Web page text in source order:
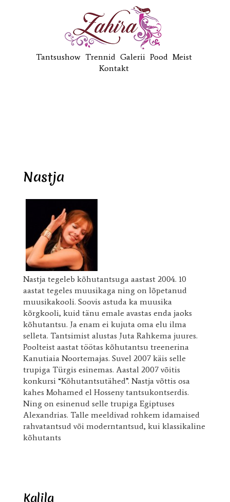
Tantsushow Trennid Galerii Pood Meist
Kontakt
Nastja
Nastja tegeleb kõhutantsuga aastast 2004. 10
aastat tegeles muusikaga ning on lõpetanud
muusikakooli. Soovis astuda ka muusika
kõrgkooli, kuid tänu emale avastas enda jaoks
kõhutantsu. Ja enam ei kujuta oma elu ilma
selleta. Tantsimist alustas Juta Rahkema juures.
Poolteist aastat töötas kõhutantsu treenerina
Kanutiaia Noortemajas. Suvel 2007 käis selle
trupiga Türgis esinemas. Aastal 2007 võitis
konkursi “Kõhutantsutähed”. Nastja võttis osa
kahes Mohamed el Hosseny tantsukontserdis.
Ning on esinenud selle trupiga Egiptuses
Alexandrias. Talle meeldivad rohkem idamaised
rahvatantsud või moderntantsud, kui klassikaline
kõhutants
Kalila